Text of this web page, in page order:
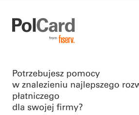
Potrzebujesz pomocy
w znalezieniu najlepszego
płatniczego
dla swojej firmy?